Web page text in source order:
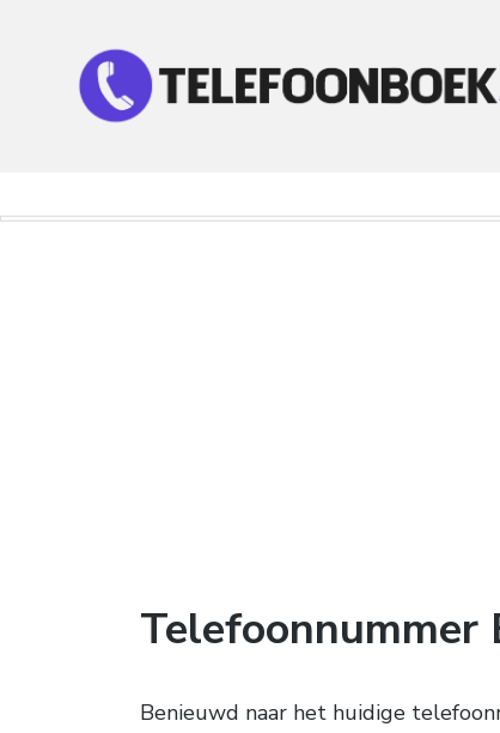
Telefoonnummer
Benieuwd naar het huidige